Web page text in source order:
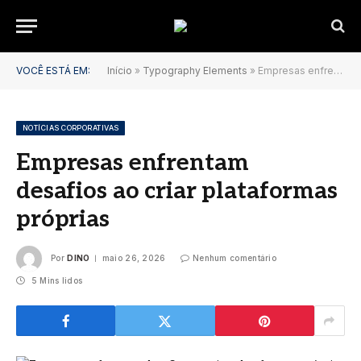
VOCÊ ESTÁ EM: Início » Typography Elements » Empresas enfrentam desafios ao criar plataformas próprias
NOTÍCIAS CORPORATIVAS
Empresas enfrentam
desafios ao criar plataformas
próprias
Por DINO maio 26, 2026 Nenhum comentário
5 Mins lidos